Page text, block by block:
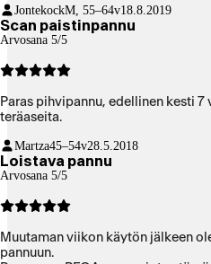
JontekockM, 55–64v18.8.2019
Scan paistinpannu
Arvosana 5/5
Paras pihvipannu, edellinen kesti 7
teräaseita.
Martza45–54v28.5.2018
Loistava pannu
Arvosana 5/5
Muutaman viikon käytön jälkeen
pannuun.